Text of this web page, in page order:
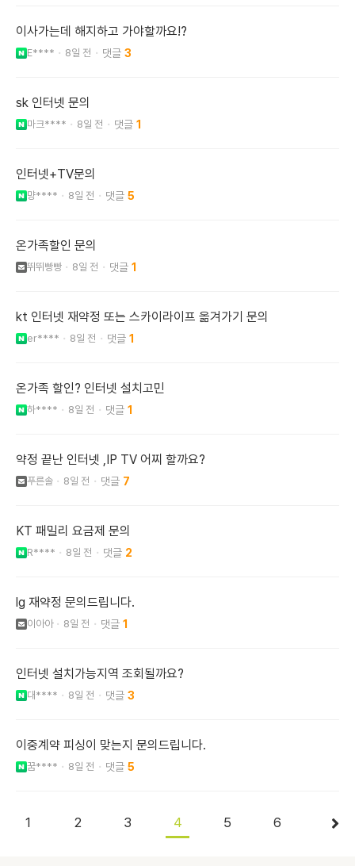
이사가는데 해지하고 가야할까요!?
E**** 8일 전 3
sk 인터넷 문의
마크**** 8일 전 1
인터넷+TV문의
먕**** 8일 전 5
온가족할인 문의
뛰뛰빵빵 8일 전 1
kt 인터넷 재약정 또는 스카이라이프 옮겨가기 문의
er**** 8일 전 1
온가족 할인? 인터넷 설치고민
하**** 8일 전 1
약정 끝난 인터넷 ,IP TV 어찌 할까요?
푸른솔 8일 전 7
KT 패밀리 요금제 문의
R**** 8일 전 2
lg 재약정 문의드립니다.
이아아 8일 전 1
인터넷 설치가능지역 조회될까요?
대**** 8일 전 3
이중계약 피싱이 맞는지 문의드립니다.
꿈**** 8일 전 5
1 2 3 4 5 6